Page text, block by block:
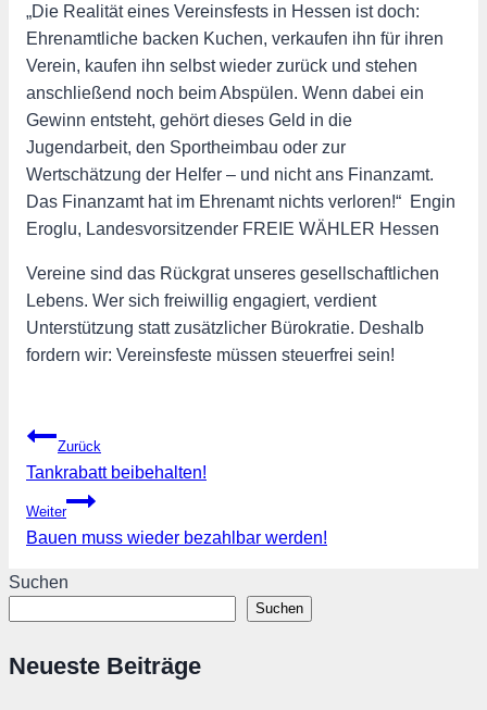
„Die Realität eines Vereinsfests in Hessen ist doch:
Ehrenamtliche backen Kuchen, verkaufen ihn für ihren
Verein, kaufen ihn selbst wieder zurück und stehen
anschließend noch beim Abspülen. Wenn dabei ein
Gewinn entsteht, gehört dieses Geld in die
Jugendarbeit, den Sportheimbau oder zur
Wertschätzung der Helfer – und nicht ans Finanzamt.
Das Finanzamt hat im Ehrenamt nichts verloren!“ ️ Engin
Eroglu, Landesvorsitzender FREIE WÄHLER Hessen
Vereine sind das Rückgrat unseres gesellschaftlichen
Lebens. Wer sich freiwillig engagiert, verdient
Unterstützung statt zusätzlicher Bürokratie. Deshalb
fordern wir: Vereinsfeste müssen steuerfrei sein!
Beitragsnavigation
Zurück
Tankrabatt beibehalten!
Weiter
Bauen muss wieder bezahlbar werden!
Suchen
Suchen
Neueste Beiträge